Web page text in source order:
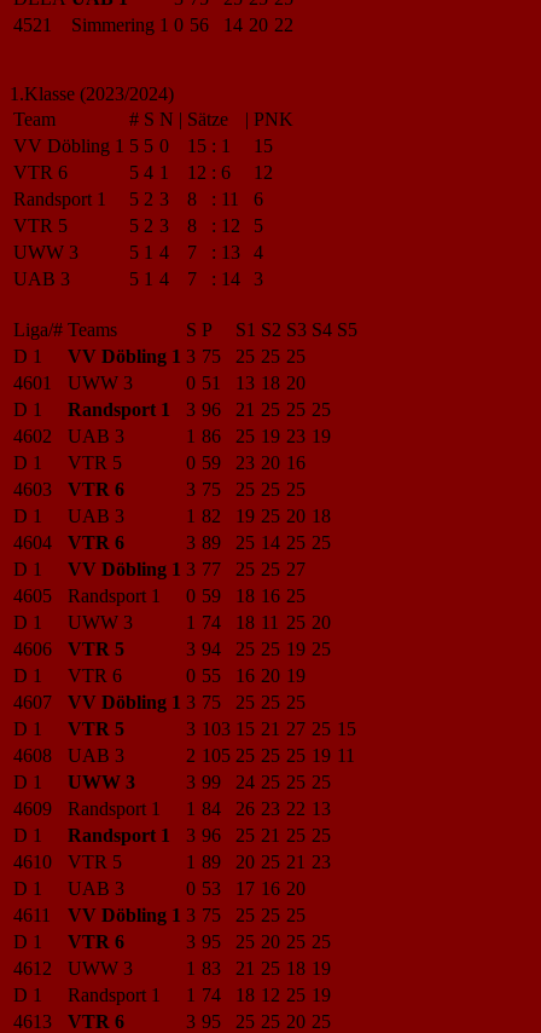
4521
Simmering 1 0 56 14 20 22
1.Klasse (2023/2024)
Team
# S N | Sätze | PNK
VV Döbling 1 5 5 0 15 : 1
15
VTR 6
5 4 1 12 : 6
12
Randsport 1
5 2 3 8 : 11
6
VTR 5
5 2 3 8 : 12
5
UWW 3
5 1 4 7 : 13
4
UAB 3
5 1 4 7 : 14 3
Liga/# Teams S P S1 S2 S3 S4 S5
D 1
VV Döbling 1 3 75 25 25 25
4601
UWW 3 0 51 13 18 20
D 1
Randsport 1 3 96 21 25 25 25
4602
UAB 3 1 86 25 19 23 19
D 1
VTR 5 0 59 23 20 16
4603
VTR 6 3 75 25 25 25
D 1
UAB 3 1 82 19 25 20 18
4604
VTR 6 3 89 25 14 25 25
D 1
VV Döbling 1 3 77 25 25 27
4605
Randsport 1 0 59 18 16 25
D 1
UWW 3 1 74 18 11 25 20
4606
VTR 5 3 94 25 25 19 25
D 1
VTR 6 0 55 16 20 19
4607
VV Döbling 1 3 75 25 25 25
D 1
VTR 5 3 103 15 21 27 25 15
4608
UAB 3 2 105 25 25 25 19 11
D 1
UWW 3 3 99 24 25 25 25
4609
Randsport 1 1 84 26 23 22 13
D 1
Randsport 1 3 96 25 21 25 25
4610
VTR 5 1 89 20 25 21 23
D 1
UAB 3 0 53 17 16 20
4611
VV Döbling 1 3 75 25 25 25
D 1
VTR 6 3 95 25 20 25 25
4612
UWW 3 1 83 21 25 18 19
D 1
Randsport 1 1 74 18 12 25 19
4613
VTR 6 3 95 25 25 20 25